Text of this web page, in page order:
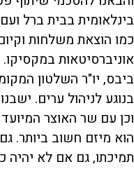
בינלאומית בבית ברל
כמו הוצאת משלחות
אוניברסיטאות
ביבס, יו"ר השלטון
בנוגע לניהול ערים.
וכן עם שר האוצר
הוא מיזם חשוב ביותר.
תמיכתו, גם אם לא יהיה